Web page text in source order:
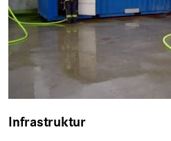
Infrastruktur